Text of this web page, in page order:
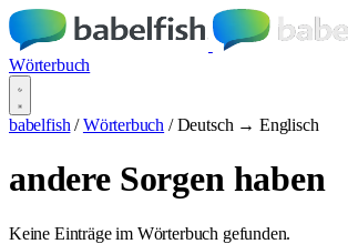
Wörterbuch
babelfish / Wörterbuch / Deutsch → Englisch
andere Sorgen haben
Keine Einträge im Wörterbuch gefunden.